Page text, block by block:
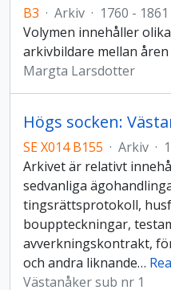
B3 · Arkiv · 1760 - 1861
Volymen innehåller
arkivbildare mellan åren
Margta Larsdotter
SE X014 B155 · Arkiv ·
Arkivet är relativt
sedvanliga
tingsrättsprotokoll,
bouppteckningar,
avverkningskontrakt,
och andra liknande…
Västanåker sub nr 1